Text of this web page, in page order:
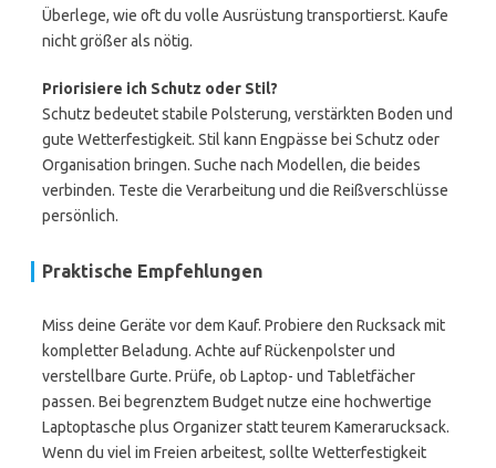
Überlege, wie oft du volle Ausrüstung transportierst. Kaufe
nicht größer als nötig.
Priorisiere ich Schutz oder Stil?
Schutz bedeutet stabile Polsterung, verstärkten Boden und
gute Wetterfestigkeit. Stil kann Engpässe bei Schutz oder
Organisation bringen. Suche nach Modellen, die beides
verbinden. Teste die Verarbeitung und die Reißverschlüsse
persönlich.
Praktische Empfehlungen
Miss deine Geräte vor dem Kauf. Probiere den Rucksack mit
kompletter Beladung. Achte auf Rückenpolster und
verstellbare Gurte. Prüfe, ob Laptop- und Tabletfächer
passen. Bei begrenztem Budget nutze eine hochwertige
Laptoptasche plus Organizer statt teurem Kamerarucksack.
Wenn du viel im Freien arbeitest, sollte Wetterfestigkeit